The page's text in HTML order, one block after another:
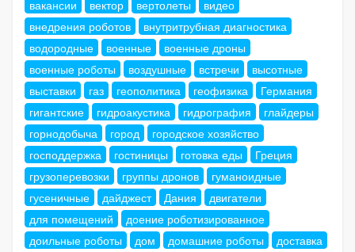
вакансии
вектор вертолеты
видео
внедрения роботов
внутритрубная диагностика
водородные
военные
военные дроны
военные роботы
воздушные встречи
высотные
выставки
газ геополитика геофизика
Германия
гигантские
гидроакустика гидрография
глайдеры
горнодобыча
город
городское хозяйство
господдержка
гостиницы готовка еды
Греция
грузоперевозки
группы дронов
гуманоидные
гусеничные
дайджест Дания
двигатели
для помещений
доение роботизированное
доильные роботы
дом домашние роботы
доставка